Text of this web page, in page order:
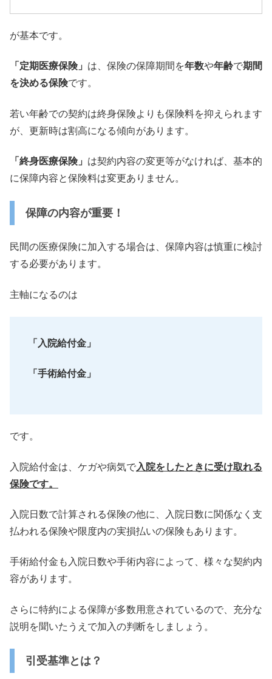
が基本です。
「定期医療保険」 は、保険の保障期間を年数や年齢で期間
を決める保険です。
若い年齢での契約は終身保険よりも保険料を抑えられます
が、 更新時は割高になる傾向があります。
「終身医療保険」 は契約内容の変更等がなければ、 基本的
に保障内容と保険料は変更ありません。
保障の内容が重要！
民間の医療保険に加入する場合は、 保障内容は慎重に検討
する必要があります。
主軸になるのは
「入院給付金」
「手術給付金」
です。
入院給付金は、ケガや病気で入院をしたときに受け取れる
保険です。
入院日数で計算される保険の他に、
入院日数に関係なく支
払われる保険や限度内の実損払いの保険もあ ります。
手術給付金も入院日数や手術内容によって、 様々な契約内
容があります。
さらに特約による保障が多数用意されているので、 充分な
説明を聞いたうえで加入の判断をしましょう。
引受基準とは？